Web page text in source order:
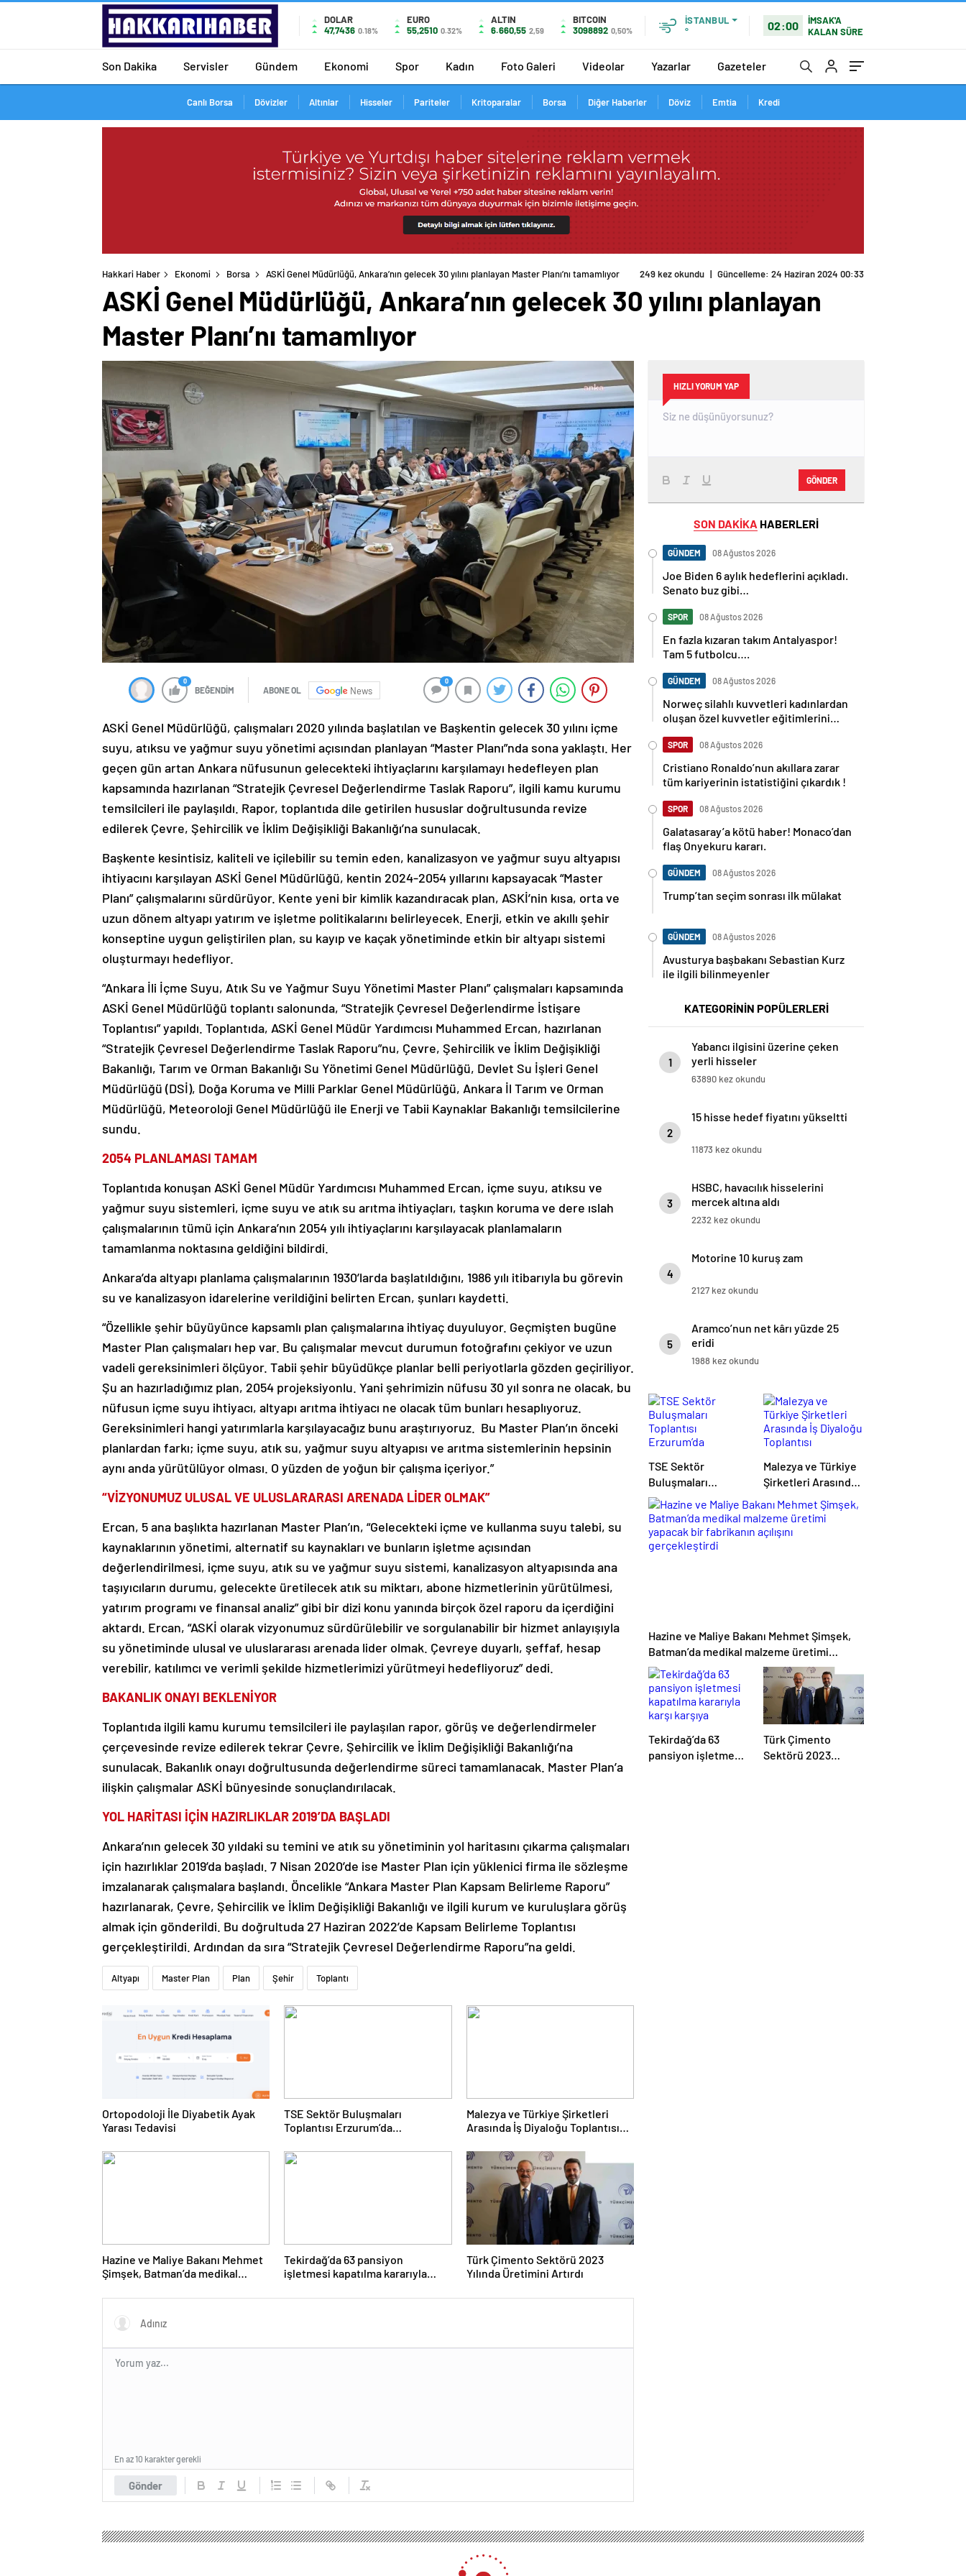
DOLAR
47,7436 0.18%
EURO
55,2510 0.32%
ALTIN
6.660,55 2,59
BITCOIN
3098892 0,50%
İSTANBUL
°
02:00
İMSAK'A
KALAN SÜRE
Son Dakika Servisler Gündem Ekonomi Spor Kadın Foto Galeri Videolar Yazarlar Gazeteler
Canlı Borsa Dövizler Altınlar Hisseler Pariteler Kritoparalar Borsa Diğer Haberler Döviz Emtia Kredi
Hakkari Haber Ekonomi Borsa ASKİ Genel Müdürlüğü, Ankara’nın gelecek 30 yılını planlayan Master Planı’nı tamamlıyor
ASKİ Genel Müdürlüğü, Ankara’nın gelecek 30 yılını planlayan
Master Planı’nı tamamlıyor
0
BEĞENDİM ABONE OL News
0
ASKİ Genel Müdürlüğü, çalışmaları 2020 yılında başlatılan ve Başkentin gelecek 30 yılını içme
suyu, atıksu ve yağmur suyu yönetimi açısından planlayan “Master Planı”nda sona yaklaştı. Her
geçen gün artan Ankara nüfusunun gelecekteki ihtiyaçlarını karşılamayı hedefleyen plan
kapsamında hazırlanan “Stratejik Çevresel Değerlendirme Taslak Raporu”, ilgili kamu kurumu
temsilcileri ile paylaşıldı. Rapor, toplantıda dile getirilen hususlar doğrultusunda revize
edilerek Çevre, Şehircilik ve İklim Değişikliği Bakanlığı’na sunulacak.
Başkente kesintisiz, kaliteli ve içilebilir su temin eden, kanalizasyon ve yağmur suyu altyapısı
ihtiyacını karşılayan ASKİ Genel Müdürlüğü, kentin 2024-2054 yıllarını kapsayacak “Master
Planı” çalışmalarını sürdürüyor. Kente yeni bir kimlik kazandıracak plan, ASKİ’nin kısa, orta ve
uzun dönem altyapı yatırım ve işletme politikalarını belirleyecek. Enerji, etkin ve akıllı şehir
konseptine uygun geliştirilen plan, su kayıp ve kaçak yönetiminde etkin bir altyapı sistemi
oluşturmayı hedefliyor.
“Ankara İli İçme Suyu, Atık Su ve Yağmur Suyu Yönetimi Master Planı” çalışmaları kapsamında
ASKİ Genel Müdürlüğü toplantı salonunda, “Stratejik Çevresel Değerlendirme İstişare
Toplantısı” yapıldı. Toplantıda, ASKİ Genel Müdür Yardımcısı Muhammed Ercan, hazırlanan
“Stratejik Çevresel Değerlendirme Taslak Raporu”nu, Çevre, Şehircilik ve İklim Değişikliği
Bakanlığı, Tarım ve Orman Bakanlığı Su Yönetimi Genel Müdürlüğü, Devlet Su İşleri Genel
Müdürlüğü (DSİ), Doğa Koruma ve Milli Parklar Genel Müdürlüğü, Ankara İl Tarım ve Orman
Müdürlüğü, Meteoroloji Genel Müdürlüğü ile Enerji ve Tabii Kaynaklar Bakanlığı temsilcilerine
sundu.
2054 PLANLAMASI TAMAM
Toplantıda konuşan ASKİ Genel Müdür Yardımcısı Muhammed Ercan, içme suyu, atıksu ve
yağmur suyu sistemleri, içme suyu ve atık su arıtma ihtiyaçları, taşkın koruma ve dere ıslah
çalışmalarının tümü için Ankara’nın 2054 yılı ihtiyaçlarını karşılayacak planlamaların
tamamlanma noktasına geldiğini bildirdi.
Ankara’da altyapı planlama çalışmalarının 1930’larda başlatıldığını, 1986 yılı itibarıyla bu görevin
su ve kanalizasyon idarelerine verildiğini belirten Ercan, şunları kaydetti.
“Özellikle şehir büyüyünce kapsamlı plan çalışmalarına ihtiyaç duyuluyor. Geçmişten bugüne
Master Plan çalışmaları hep var. Bu çalışmalar mevcut durumun fotoğrafını çekiyor ve uzun
vadeli gereksinimleri ölçüyor. Tabii şehir büyüdükçe planlar belli periyotlarla gözden geçiriliyor.
Şu an hazırladığımız plan, 2054 projeksiyonlu. Yani şehrimizin nüfusu 30 yıl sonra ne olacak, bu
nüfusun içme suyu ihtiyacı, altyapı arıtma ihtiyacı ne olacak tüm bunları hesaplıyoruz.
Gereksinimleri hangi yatırımlarla karşılayacağız bunu araştırıyoruz. Bu Master Plan’ın önceki
planlardan farkı; içme suyu, atık su, yağmur suyu altyapısı ve arıtma sistemlerinin hepsinin
aynı anda yürütülüyor olması. O yüzden de yoğun bir çalışma içeriyor.”
“VİZYONUMUZ ULUSAL VE ULUSLARARASI ARENADA LİDER OLMAK”
Ercan, 5 ana başlıkta hazırlanan Master Plan’ın, “Gelecekteki içme ve kullanma suyu talebi, su
kaynaklarının yönetimi, alternatif su kaynakları ve bunların işletme açısından
değerlendirilmesi, içme suyu, atık su ve yağmur suyu sistemi, kanalizasyon altyapısında ana
taşıyıcıların durumu, gelecekte üretilecek atık su miktarı, abone hizmetlerinin yürütülmesi,
yatırım programı ve finansal analiz” gibi bir dizi konu yanında birçok özel raporu da içerdiğini
aktardı. Ercan, “ASKİ olarak vizyonumuz sürdürülebilir ve sorgulanabilir bir hizmet anlayışıyla
su yönetiminde ulusal ve uluslararası arenada lider olmak. Çevreye duyarlı, şeffaf, hesap
verebilir, katılımcı ve verimli şekilde hizmetlerimizi yürütmeyi hedefliyoruz” dedi.
BAKANLIK ONAYI BEKLENİYOR
Toplantıda ilgili kamu kurumu temsilcileri ile paylaşılan rapor, görüş ve değerlendirmeler
çerçevesinde revize edilerek tekrar Çevre, Şehircilik ve İklim Değişikliği Bakanlığı’na
sunulacak. Bakanlık onayı doğrultusunda değerlendirme süreci tamamlanacak. Master Plan’a
ilişkin çalışmalar ASKİ bünyesinde sonuçlandırılacak.
YOL HARİTASI İÇİN HAZIRLIKLAR 2019’DA BAŞLADI
Ankara’nın gelecek 30 yıldaki su temini ve atık su yönetiminin yol haritasını çıkarma çalışmaları
için hazırlıklar 2019’da başladı. 7 Nisan 2020’de ise Master Plan için yüklenici firma ile sözleşme
imzalanarak çalışmalara başlandı. Öncelikle “Ankara Master Plan Kapsam Belirleme Raporu”
hazırlanarak, Çevre, Şehircilik ve İklim Değişikliği Bakanlığı ve ilgili kurum ve kuruluşlara görüş
almak için gönderildi. Bu doğrultuda 27 Haziran 2022’de Kapsam Belirleme Toplantısı
gerçekleştirildi. Ardından da sıra “Stratejik Çevresel Değerlendirme Raporu”na geldi.
Altyapı Master Plan Plan Şehir Toplantı
Ortopodoloji İle Diyabetik Ayak
Yarası Tedavisi
TSE Sektör Buluşmaları
Toplantısı Erzurum’da
Malezya ve Türkiye Şirketleri
Arasında İş Diyaloğu Toplantısı
Hazine ve Maliye Bakanı Mehmet
Şimşek, Batman’da medikal
fabrikanın açılışını gerçekleştirdi
Tekirdağ’da 63 pansiyon
işletmesi kapatılma kararıyla
Türk Çimento Sektörü 2023
Yılında Üretimini Artırdı
Gönder
En az 10 karakter gerekli
HIZLI YORUM YAP
GÖNDER
SON DAKİKA HABERLERİ
GÜNDEM 08 Ağustos 2026
Joe Biden 6 aylık hedeflerini açıkladı.
Senato buz gibi…
SPOR 08 Ağustos 2026
En fazla kızaran takım Antalyaspor!
Tam 5 futbolcu….
GÜNDEM 08 Ağustos 2026
Norweç silahlı kuvvetleri kadınlardan
oluşan özel kuvvetler eğitimlerini
SPOR 08 Ağustos 2026
Cristiano Ronaldo’nun akıllara zarar
tüm kariyerinin istatistiğini çıkardık !
SPOR 08 Ağustos 2026
Galatasaray’a kötü haber! Monaco’dan
flaş Onyekuru kararı.
GÜNDEM 08 Ağustos 2026
Trump’tan seçim sonrası ilk mülakat
GÜNDEM 08 Ağustos 2026
Avusturya başbakanı Sebastian Kurz
ile ilgili bilinmeyenler
KATEGORİNİN POPÜLERLERİ
1
Yabancı ilgisini üzerine çeken
yerli hisseler
63890 kez okundu
2
15 hisse hedef fiyatını yükseltti
11873 kez okundu
3
HSBC, havacılık hisselerini
mercek altına aldı
2232 kez okundu
4
Motorine 10 kuruş zam
2127 kez okundu
5
Aramco’nun net kârı yüzde 25
eridi
1988 kez okundu
TSE Sektör
Buluşmaları
Toplantısı
Erzurum’da
Gerçekleştirildi
Malezya ve Türkiye
Şirketleri Arasında
İş Diyaloğu
Toplantısı
Gerçekleştirildi
Hazine ve Maliye Bakanı Mehmet Şimşek,
Batman’da medikal malzeme üretimi
yapacak bir fabrikanın açılışını
gerçekleştirdi
Tekirdağ’da 63
pansiyon işletmesi
Türk Çimento
Sektörü 2023
BIST 100 endeksi yılın ilk iki ayında dünya endekslerini geride bıraktı